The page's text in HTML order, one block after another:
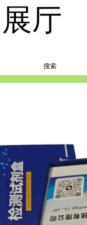
厅
搜索